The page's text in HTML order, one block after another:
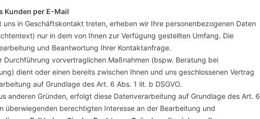
Kunden per E-Mail
uns in Geschäftskontakt treten, erheben wir Ihre personenbezogenen Daten
nur in dem von Ihnen zur Verfügung gestellten Umfang. Die
und Beantwortung Ihrer Kontaktanfrage.
Durchführung vorvertraglichen Maßnahmen (bspw. Beratung bei
dient oder einen bereits zwischen Ihnen und uns geschlossenen Vertrag
auf Grundlage des Art. 6 Abs. 1 lit. b DSGVO.
anderen Gründen, erfolgt diese Datenverarbeitung auf Grundlage des Art. 6
überwiegenden berechtigten Interesse an der Bearbeitung und